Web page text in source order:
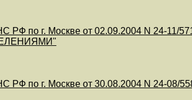
РФ по г. Москве от 02.09.2004 N 24-
РФ по г. Москве от 30.08.2004 N 24-